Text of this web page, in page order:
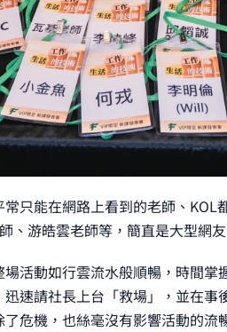
只能在網路上看到的老師、
、游皓雲老師等，簡直是大型網友
活動如行雲流水般順暢，時間掌
速請社長上台「救場」，並在事
危機，也絲毫沒有影響活動的